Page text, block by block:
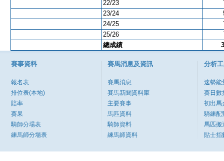
22/23
23/24
24/25
25/26
總成績
賽事資料
報名表
排位表(本地)
賠率
賽果
騎師分場表
練馬師分場表
賽馬消息及資訊
賽馬消息
賽馬新聞資料庫
主要賽事
馬匹資料
騎師資料
練馬師資料
分析
速勢能
賽日數
初出馬
騎練配
馬匹搬
貼士指